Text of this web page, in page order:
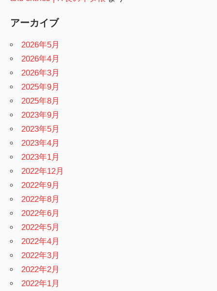
アーカイブ
2026年5月
2026年4月
2026年3月
2025年9月
2025年8月
2023年9月
2023年5月
2023年4月
2023年1月
2022年12月
2022年9月
2022年8月
2022年6月
2022年5月
2022年4月
2022年3月
2022年2月
2022年1月